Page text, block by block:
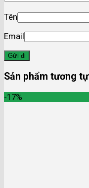
Tên
Email
Sản phẩm tương tự
-17%